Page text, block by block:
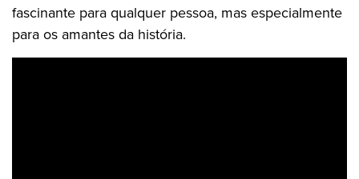
fascinante para qualquer pessoa, mas especialmente
para os amantes da história.